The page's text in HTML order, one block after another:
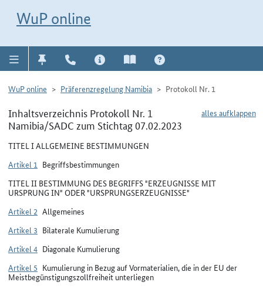
WuP online
WuP online Präferenzregelung Namibia Protokoll Nr. 1
alles aufklappen
Inhaltsverzeichnis Protokoll Nr. 1
Namibia/SADC zum Stichtag 07.02.2023
TITEL I ALLGEMEINE BESTIMMUNGEN
Artikel 1 Begriffsbestimmungen
TITEL II BESTIMMUNG DES BEGRIFFS "ERZEUGNISSE MIT
URSPRUNG IN" ODER "URSPRUNGSERZEUGNISSE"
Artikel 2 Allgemeines
Artikel 3 Bilaterale Kumulierung
Artikel 4 Diagonale Kumulierung
Artikel 5 Kumulierung in Bezug auf Vormaterialien, die in der EU der
Meistbegünstigungszollfreiheit unterliegen